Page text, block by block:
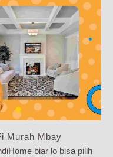
Murah Mbay
biar lo bisa pilih